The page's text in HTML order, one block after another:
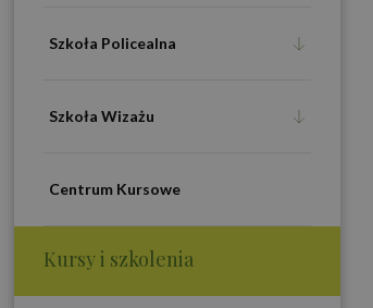
Szkoła Policealna
Szkoła Wizażu
Centrum Kursowe
Kursy i szkolenia